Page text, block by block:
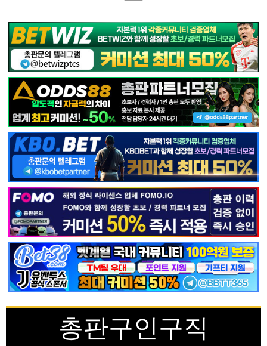
총판구인구직